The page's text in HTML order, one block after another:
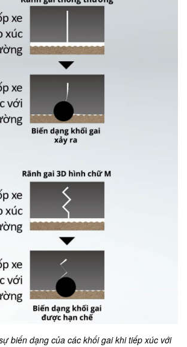
biến dạng của các khối gai khi tiếp xúc với